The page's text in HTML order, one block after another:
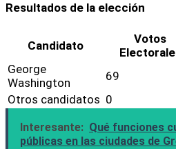
Resultados de la elección
Candidato
Votos
George
Washington
69
Otros candidatos 0
Interesante: Qué funciones
públicas en las ciudades de